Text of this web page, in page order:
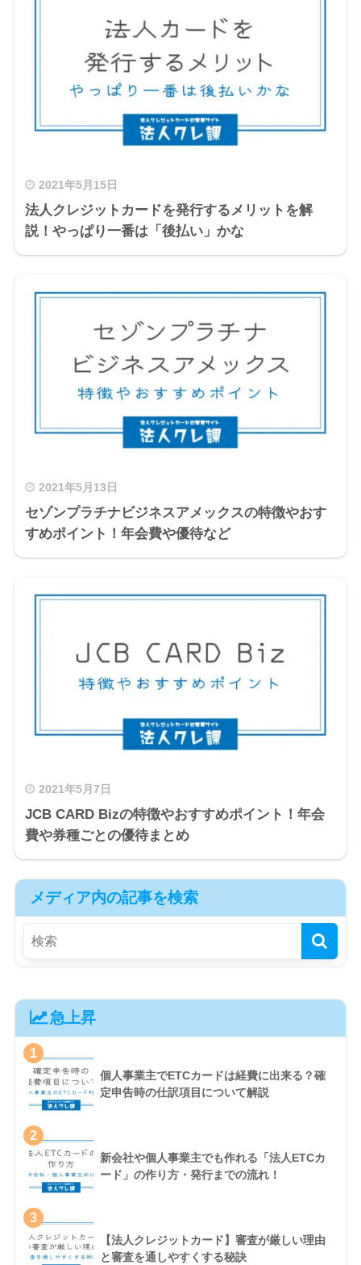
2021年5月15日
法人クレジットカードを発行するメリットを解
説！やっぱり一番は「後払い」かな
2021年5月13日
セゾンプラチナビジネスアメックスの特徴やおす
すめポイント！年会費や優待など
2021年5月7日
JCB CARD Bizの特徴やおすすめポイント！年会
費や券種ごとの優待まとめ
メディア内の記事を検索
急上昇
1
個人事業主でETCカードは経費に出来る？確
定申告時の仕訳項目について解説
2
新会社や個人事業主でも作れる「法人ETCカ
ード」の作り方・発行までの流れ！
3
【法人クレジットカード】審査が厳しい理由
と審査を通しやすくする秘訣